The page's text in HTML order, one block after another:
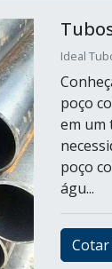
Ideal
poço
em um
poço
águ...